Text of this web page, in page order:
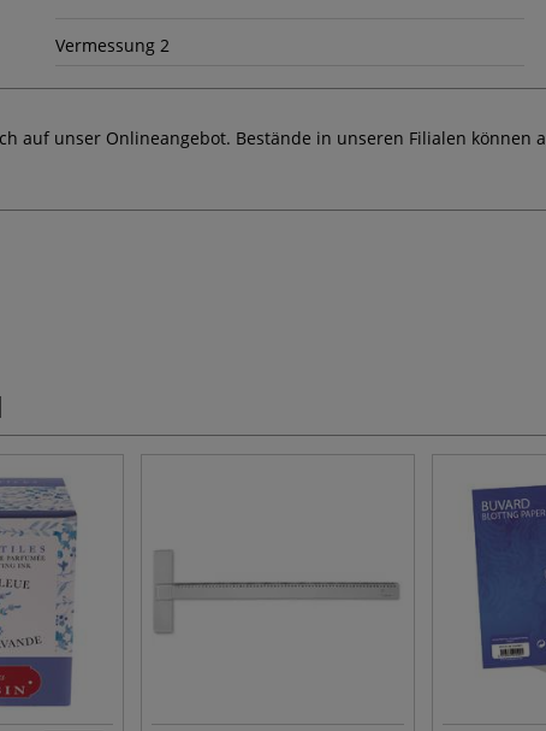
Vermessung 2
auf unser Onlineangebot. Bestände in unseren Filialen können